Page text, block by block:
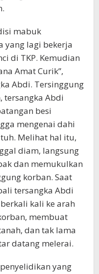
mabuk
yang lagi bekerja
di TKP. Kemudian
Amat Curik”,
Abdi. Tersinggung
tersangka Abdi
besi
mengenai dahi
Melihat hal itu,
diam, langsung
dan memukulkan
korban. Saat
tersangka Abdi
kali ke arah
membuat
dan tak lama
datang melerai.
yang